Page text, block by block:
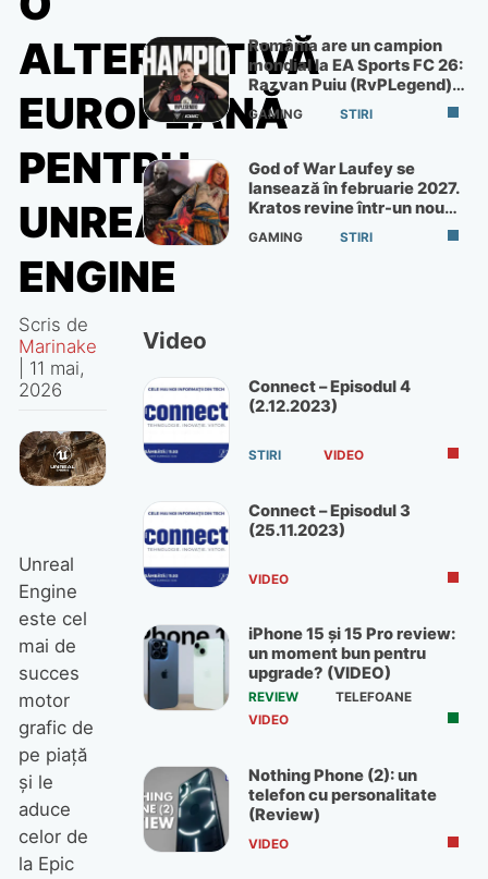
ALTERNATIVĂ
EUROPEANĂ
PENTRU
UNREAL
ENGINE
Scris de
Marinake
11 mai,
2026
Unreal
Engine
este cel
mai de
succes
motor
grafic de
pe piață
și le
aduce
celor de
la Epic
România are un campion
mondial la EA Sports FC 26:
Razvan Puiu (RvPLegend)
câștigă turneul de la Paris
GAMING STIRI
God of War Laufey se
lansează în februarie 2027.
Kratos revine într-un nou
God of War
GAMING STIRI
Video
Connect – Episodul 4
(2.12.2023)
STIRI VIDEO
Connect – Episodul 3
(25.11.2023)
VIDEO
iPhone 15 și 15 Pro review:
un moment bun pentru
upgrade? (VIDEO)
REVIEW
TELEFOANE
VIDEO
Nothing Phone (2): un
telefon cu personalitate
(Review)
VIDEO